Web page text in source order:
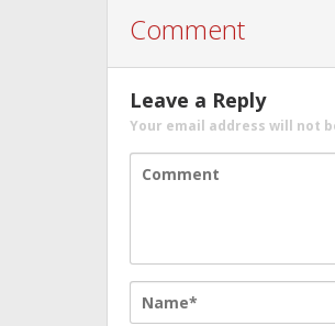
Comment
Leave a Reply
Your email address will not